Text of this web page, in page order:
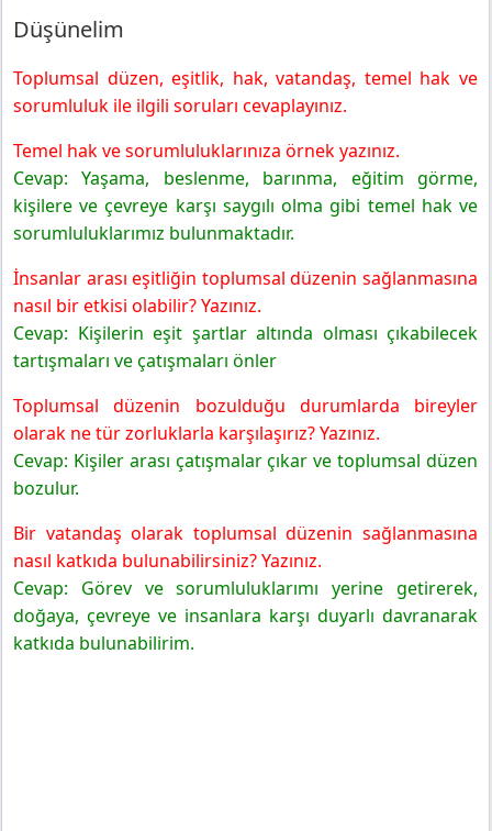
6. Sınıf Sosyal Bilgiler Ders Kitabı Sayfa 26 Cevapları
Öğrenelim
6. Sınıf Sosyal Bilgiler Ders Kitabı Sayfa 27 Cevapları
6. Sınıf Sosyal Bilgiler Ders Kitabı Sayfa 28 Cevapları
MEB Yayınları
6. Sınıf Sosyal Bilgiler Ders Kitabı Sayfa 29 Cevapları
MEB Yayınları
MEB Yayınları
6. Sınıf Sosyal Bilgiler Ders Kitabı Sayfa 31 Cevapları
MEB Yayınları
Uygulayalım
MEB Yayınları
Etkinlik
6. Sınıf Sosyal Bilgiler Ders Kitabı Sayfa 33 Cevapları
MEB Yayınları
Düşünelim
Toplumsal düzen, eşitlik, hak, vatandaş, temel hak ve
sorumluluk ile ilgili soruları cevaplayınız.
Temel hak ve sorumluluklarınıza örnek yazınız.
Cevap: Yaşama, beslenme, barınma, eğitim görme,
kişilere ve çevreye karşı saygılı olma gibi temel hak ve
sorumluluklarımız bulunmaktadır.
İnsanlar arası eşitliğin toplumsal düzenin sağlanmasına
nasıl bir etkisi olabilir? Yazınız.
Cevap: Kişilerin eşit şartlar altında olması çıkabilecek
tartışmaları ve çatışmaları önler
Toplumsal düzenin bozulduğu durumlarda bireyler
olarak ne tür zorluklarla karşılaşırız? Yazınız.
Cevap: Kişiler arası çatışmalar çıkar ve toplumsal düzen
bozulur.
Bir vatandaş olarak toplumsal düzenin sağlanmasına
nasıl katkıda bulunabilirsiniz? Yazınız.
Cevap: Görev ve sorumluluklarımı yerine getirerek,
doğaya, çevreye ve insanlara karşı duyarlı davranarak
katkıda bulunabilirim.